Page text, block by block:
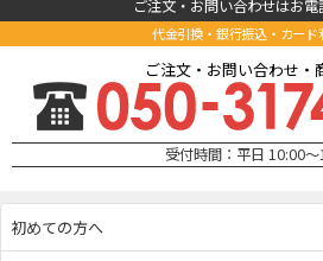
ご注文・お問い合わせはお電
代金引換・銀行振込・カード
ご注文・お問い合わせ・
受付時間：平日 10:00
初めての方へ